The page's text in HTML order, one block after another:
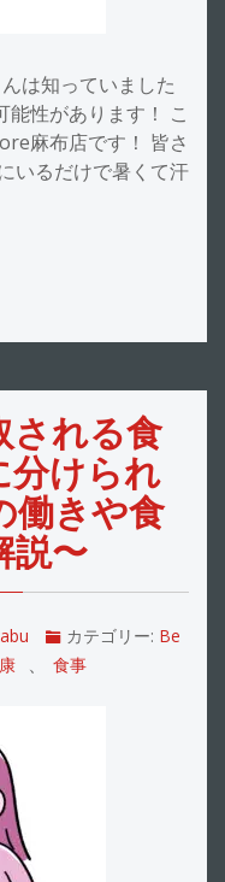
は知っていました
性があります！ こ
麻布店です！ 皆さ
いるだけで暑くて汗
される食
分けられ
働きや食
説〜
カテゴリー: Be
、 食事